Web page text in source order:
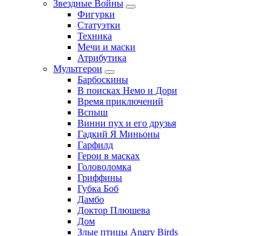
Звездные Войны
Фигурки
Статуэтки
Техника
Мечи и маски
Атрибутика
Мультгерои
Барбоскины
В поисках Немо и Дори
Время приключений
Вспыш
Винни пух и его друзья
Гадкий Я Миньоны
Гарфилд
Герои в масках
Головоломка
Гриффины
Губка Боб
Дамбо
Доктор Плюшева
Дом
Злые птицы Angry Birds